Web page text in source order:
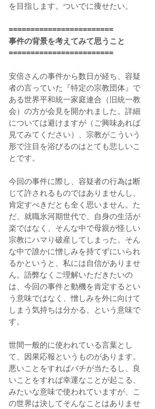
を目指します。ついでに痩せたい。
========================
事件の背景を考えてみて思うこと
========================
安倍さんの事件から数日が経ち、容疑
者の言っていた『特定の宗教団体』で
ある世界平和統一家庭連合（旧統一教
会）の方が会見を開かれました。詳細
については避けますが（ご興味あれば
見てみてください）、宗教がこういう
形で注目を浴びるのはとても悲しいこ
とです。
今回の事件に際し、容疑者の行為は断
じて許されるものではありませんし、
肯定すべきだとも全く思いません。た
だ、就職氷河期世代で、自身の生活が
楽ではなく、そんな中で母親が怪しい
宗教にハマり破産してしまった。そん
な中で誰かに憎しみを持てずにいられ
るかというと、私には自信がありませ
ん。語弊なくご理解いただきたいの
は、今回の事件と動機を肯定するとい
う意味ではなく、憎しみを外に向けて
しまう気持ちは分かる、という意味で
す。
世間一般的に使われている言葉とし
て、因果応報というものがあります。
悪いことをすればバチが当たるし、良
いことをすれば幸運なことが起こる、
みたいな意味で使われていますが、こ
の世界は決してそんなことはありませ